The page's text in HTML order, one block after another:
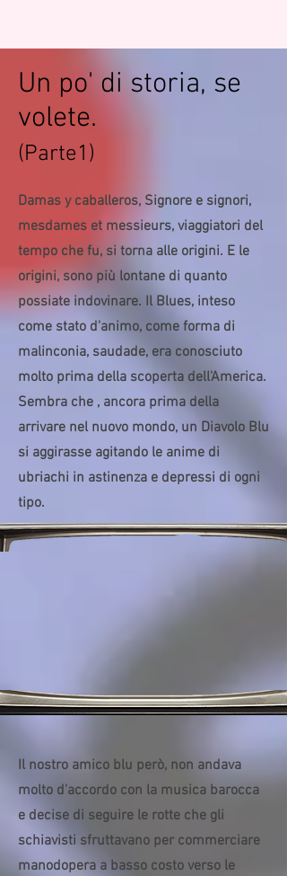
Un po' di storia, se
volete.
(Parte1)
Damas y caballeros, Signore e signori,
mesdames et messieurs, viaggiatori del
tempo che fu, si torna alle origini. E le
origini, sono più lontane di quanto
possiate indovinare. Il Blues, inteso
come stato d'animo, come forma di
malinconia, saudade, era conosciuto
molto prima della scoperta dell'America.
Sembra che , ancora prima della
arrivare nel nuovo mondo, un Diavolo Blu
si aggirasse agitando le anime di
ubriachi in astinenza e depressi di ogni
tipo.
Il nostro amico blu però, non andava
molto d'accordo con la musica barocca
e decise di seguire le rotte che gli
schiavisti sfruttavano per commerciare
manodopera a basso costo verso le